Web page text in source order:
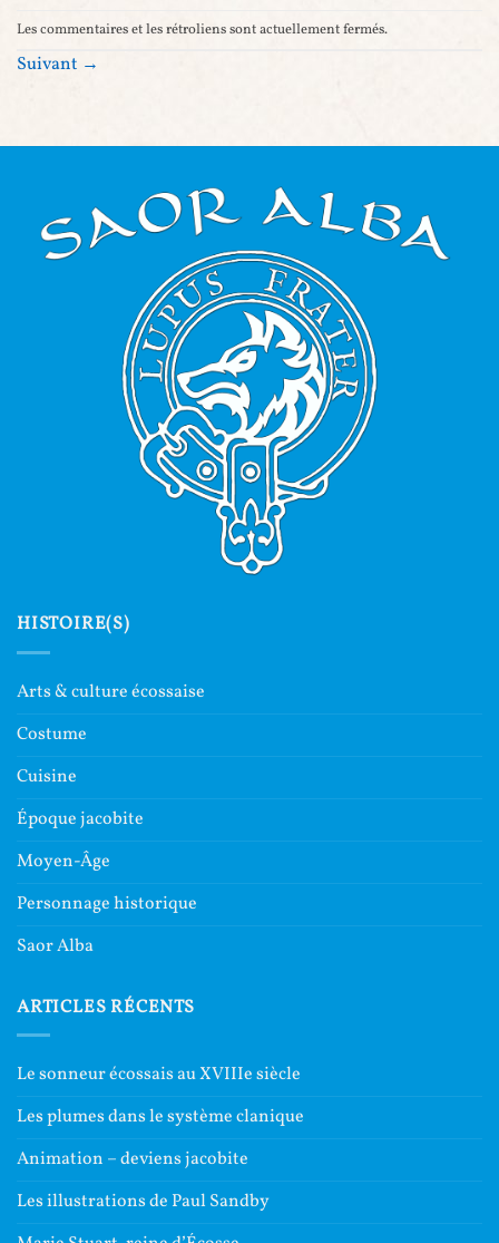
Les commentaires et les rétroliens sont actuellement fermés.
Suivant →
HISTOIRE(S)
Arts & culture écossaise
Costume
Cuisine
Époque jacobite
Moyen-Âge
Personnage historique
Saor Alba
ARTICLES RÉCENTS
Le sonneur écossais au XVIIIe siècle
Les plumes dans le système clanique
Animation – deviens jacobite
Les illustrations de Paul Sandby